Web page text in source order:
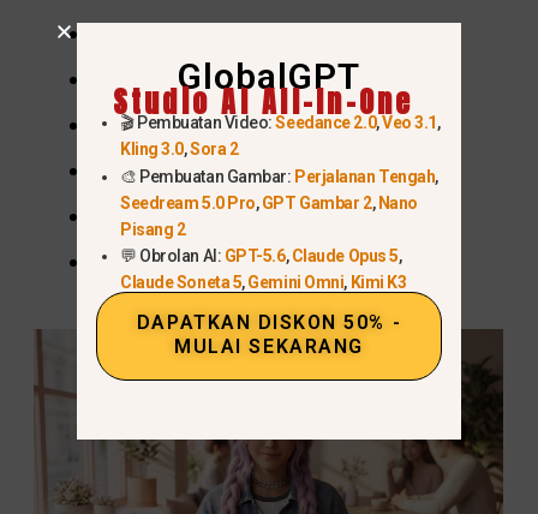
fotografi studio atau editorial
Kalender media sosial
kampanye musiman
gambar mini & visual promosi
kampanye konsep
GlobalGPT
Studio AI All-In-One
🎬 Pembuatan Video:Seedance 2.0,Veo 3.1,
Kling 3.0,Sora 2
🎨 Pembuatan Gambar: Perjalanan Tengah,
Seedream 5.0 Pro,GPT Gambar 2, Nano
Pisang 2
💬 Obrolan AI: GPT-5.6,Claude Opus 5,
Claude Soneta 5,Gemini Omni, Kimi K3
DAPATKAN DISKON 50% -
MULAI SEKARANG